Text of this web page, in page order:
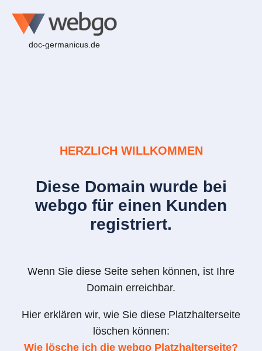
doc-germanicus.de
HERZLICH WILLKOMMEN
Diese Domain wurde bei
webgo für einen Kunden
registriert.
Wenn Sie diese Seite sehen können, ist Ihre
Domain erreichbar.
Hier erklären wir, wie Sie diese Platzhalterseite
löschen können:
Wie lösche ich die webgo Platzhalterseite?